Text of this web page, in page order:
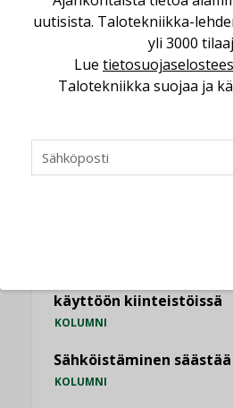
LEHDEN ARTIKKELIT,TILAAJILLE
Puutteellinen eristys
LEHDEN ARTIKKELIT
käyttöön kiinteistöissä
KOLUMNI
Sähköistäminen
KOLUMNI
uutisista. Talotekniikka-
yli 3000
Lue
Talotekniikka suojaa ja